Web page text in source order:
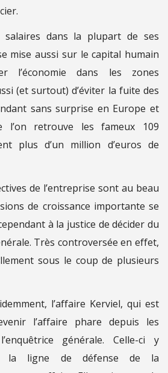
salaires dans la plupart de ses
mise aussi sur le capital humain
l’économie dans les zones
(et surtout) d’éviter la fuite des
sans surprise en Europe et
l’on retrouve les fameux 109
plus d’un million d’euros de
de l’entreprise sont au beau
de croissance importante se
à la justice de décider du
Très controversée en effet,
sous le coup de plusieurs
l’affaire Kerviel, qui est
l’affaire phare depuis les
générale. Celle-ci y
la ligne de défense de la